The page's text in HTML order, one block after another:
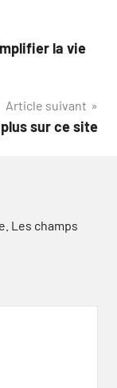
la vie
Article suivant
sur ce site
Les champs